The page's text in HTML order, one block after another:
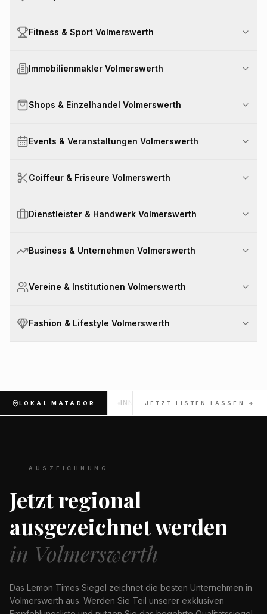
Fitness & Sport Volmerswerth
Immobilienmakler Volmerswerth
Shops & Einzelhandel Volmerswerth
Events & Veranstaltungen Volmerswerth
Coiffeur & Friseure Volmerswerth
Dienstleister & Handwerk Volmerswerth
Business & Unternehmen Volmerswerth
Vereine & Institutionen Volmerswerth
Fashion & Lifestyle Volmerswerth
LOKAL MATADOR INNENSTADT OBERKASSEL
JETZT LISTEN LASSEN →
AUSZEICHNUNG
Jetzt regional
ausgezeichnet werden
in Volmerswerth
Das Lemon Times Siegel zeichnet die besten Unternehmen in
Volmerswerth aus. Werden Sie Teil unserer exklusiven